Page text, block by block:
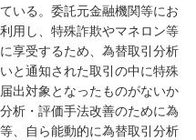
いる。委託元金融機関等にお
用し、特殊詐欺やマネロン等
享受するため、為替取引分析
と通知された取引の中に特殊
出対象となったものがないか
析・評価手法改善のために為
、自ら能動的に為替取引分析